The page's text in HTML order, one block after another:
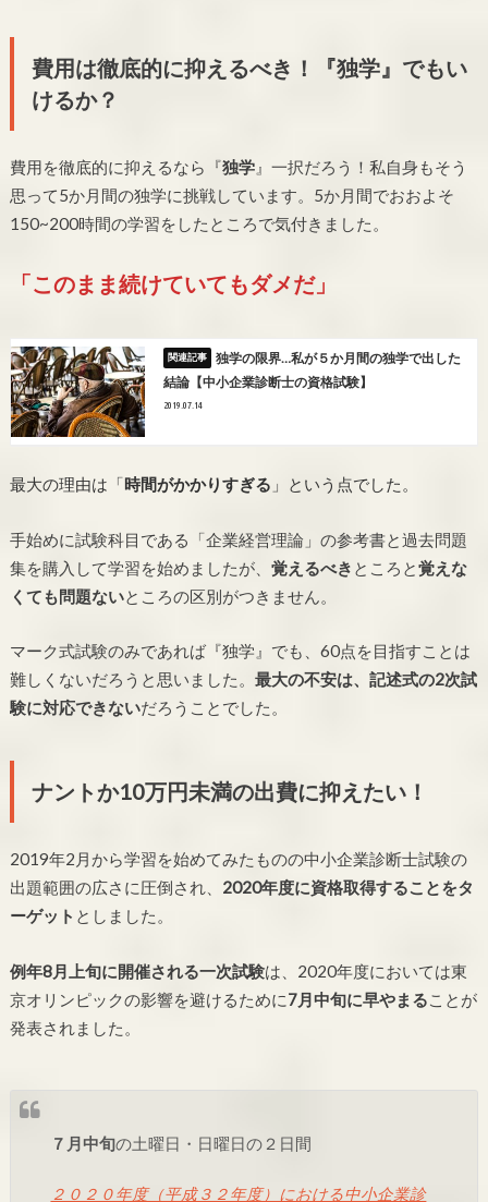
費用は徹底的に抑えるべき！『独学』でもい
けるか？
費用を徹底的に抑えるなら『独学』一択だろう！私自身もそう
思って5か月間の独学に挑戦しています。5か月間でおおよそ
150~200時間の学習をしたところで気付きました。
「このまま続けていてもダメだ」
独学の限界…私が５か月間の独学で出した
結論【中小企業診断士の資格試験】
2019.07.14
最大の理由は「時間がかかりすぎる 」という点でした。
手始めに試験科目である「企業経営理論」の参考書と過去問題
集を購入して学習を始めましたが、 覚えるべき ところと覚えな
くても問題ないところの区別がつきません。
マーク式試験のみであれば『独学』でも、60点を目指すことは
難しくないだろうと思いました。 最大の不安は、記述式の2次試
験に対応できないだろうことでした。
ナントか10万円未満の出費に抑えたい！
2019年2月から学習を始めてみたものの中小企業診断士試験の
出題範囲の広さに圧倒され、 2020年度に資格取得することをタ
ーゲット としました。
例年8月上旬に開催される一次試験は、2020年度においては東
京オリンピックの影響を避けるために7月中旬に早やまることが
発表されました。
７月中旬の土曜日・日曜日の２日間
２０２０年度（平成３２年度）における中小企業診